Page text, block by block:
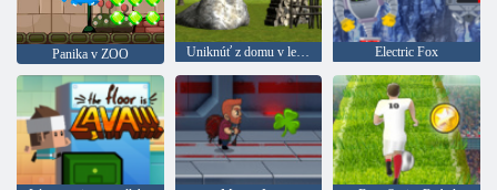
Panika v ZOO Uniknúť z domu v lese: Episode 2 Electric Fox